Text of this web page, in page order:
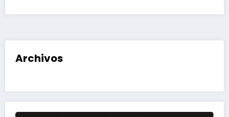
Archivos